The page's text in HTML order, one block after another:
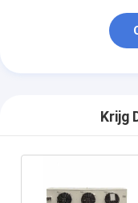
Krijg